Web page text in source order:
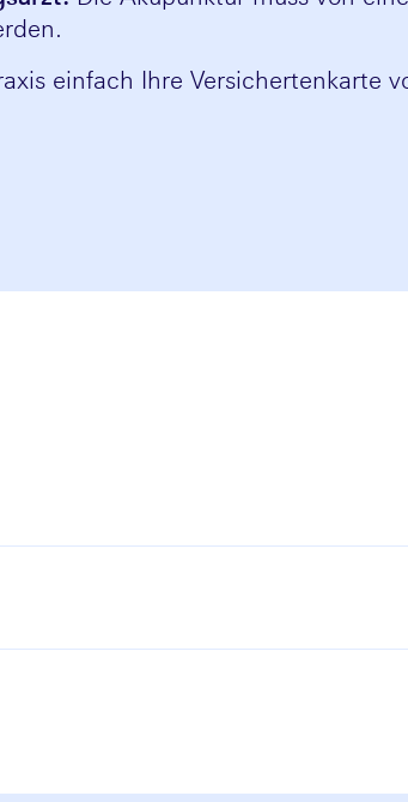
einfach Ihre Versichertenkarte